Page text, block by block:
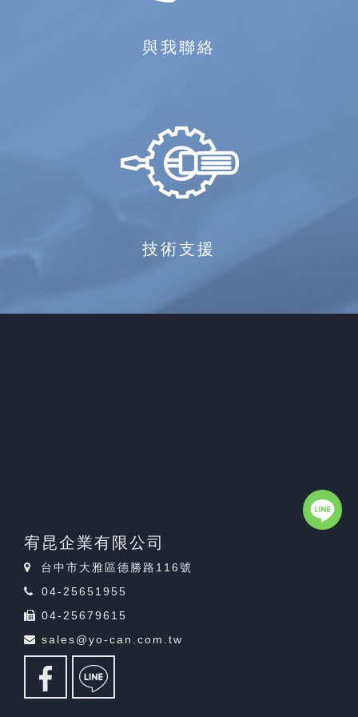
與我聯絡
技術支援
宥昆企業有限公司
台中市大雅區德勝路116號
04-25651955
04-25679615
sales@yo-can.com.tw